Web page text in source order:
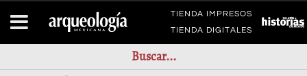
TIENDA IMPRESOS
TIENDA DIGITALES